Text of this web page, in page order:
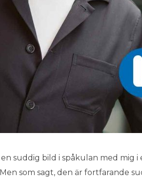
suddig bild i spåkulan med mig i
som sagt, den är fortfarande